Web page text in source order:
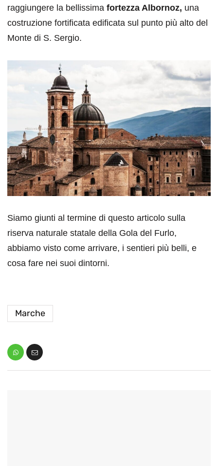
raggiungere la bellissima fortezza Albornoz, una
costruzione fortificata edificata sul punto più alto del
Monte di S. Sergio.
Siamo giunti al termine di questo articolo sulla
riserva naturale statale della Gola del Furlo,
abbiamo visto come arrivare, i sentieri più belli, e
cosa fare nei suoi dintorni.
Marche